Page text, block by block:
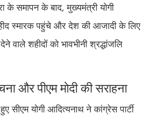
के समापन के बाद, मुख्यमंत्री योगी
स्मारक पहुंचे और देश की आजादी के लिए
वाले शहीदों को भावभीनी श्रद्धांजलि
और पीएम मोदी की सराहना
सीएम योगी आदित्यनाथ ने कांग्रेस पार्टी